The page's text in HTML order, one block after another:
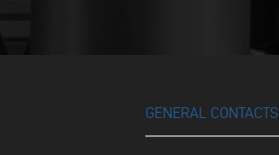
GENERAL CONTACTS